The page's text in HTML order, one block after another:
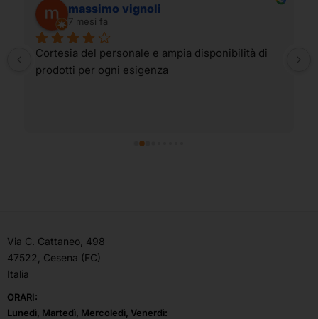
massimo vignoli
7 mesi fa
Cortesia del personale e ampia disponibilità di
prodotti per ogni esigenza
Via C. Cattaneo, 498
47522, Cesena (FC)
Italia
ORARI:
Lunedì, Martedì, Mercoledì, Venerdì: